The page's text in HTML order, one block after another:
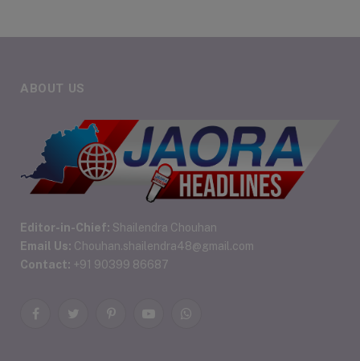
ABOUT US
Editor-in-Chief: Shailendra Chouhan
Email Us: Chouhan.shailendra48@gmail.com
Contact: +91 90399 86687
FacebookTwitterPinterestYouTubeWhatsApp